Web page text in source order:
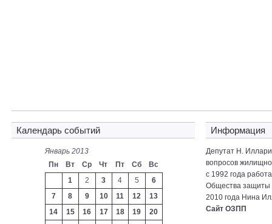
Календарь событий
Январь 2013
Пн
Вт Ср Чт Пт Сб
Вс
1
2 3 4 5
6
7
8 9 10 11 12
13
14
15 16 17 18 19
20
Информация
Депутат Н.
вопросов
с 1992 года
Общества защиты
2010 года Нина
Сайт ОЗПП